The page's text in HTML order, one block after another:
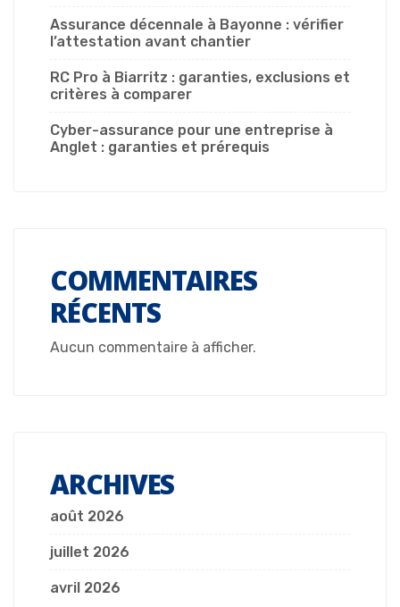
Assurance décennale à Bayonne : vérifier
l’attestation avant chantier
RC Pro à Biarritz : garanties, exclusions et
critères à comparer
Cyber-assurance pour une entreprise à
Anglet : garanties et prérequis
COMMENTAIRES
RÉCENTS
Aucun commentaire à afficher.
ARCHIVES
août 2026
juillet 2026
avril 2026